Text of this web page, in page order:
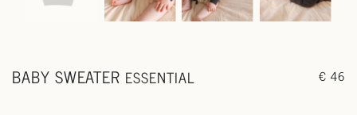
BABY SWEATER ESSENTIAL € 46